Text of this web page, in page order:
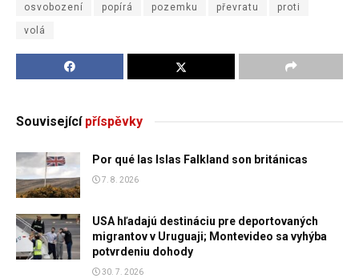
osvobození popírá pozemku převratu proti
volá
Souvisejícípříspěvky
Por qué las Islas Falkland son británicas
7. 8. 2026
USA hľadajú destináciu pre deportovaných
migrantov v Uruguaji; Montevideo sa vyhýba
potvrdeniu dohody
30. 7. 2026